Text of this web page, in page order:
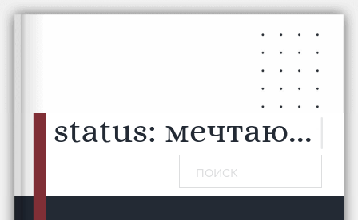
Перейти к основному содержанию
Перейти к нижнему колонтитулу
status: мечтаю... |
Поиск